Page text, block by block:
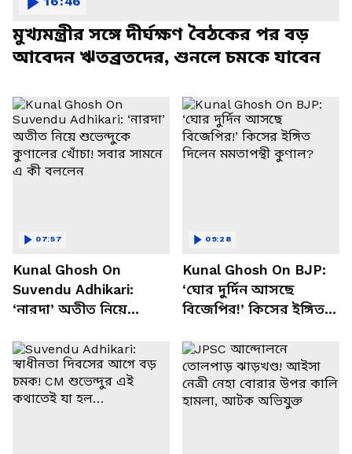
মুখ্যমন্ত্রীর সঙ্গে দীর্ঘক্ষণ বৈঠকের পর বড়
আবেদন ঋতব্রতদের, শুনলে চমকে যাবেন
Kunal Ghosh On
Suvendu Adhikari:
‘নারদা’ অতীত নিয়ে
সবার সামনে এ কী বললেন
07:57
Kunal Ghosh On BJP:
‘ঘোর দুর্দিন আসছে
বিজেপির!’ কিসের ইঙ্গিত
09:28